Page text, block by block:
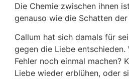
Die Chemie zwischen ihnen
genauso wie die Schatten
Callum hat sich damals für
gegen die Liebe entschieden.
Fehler noch einmal machen?
Liebe wieder erblühen, oder